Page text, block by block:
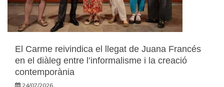
El Carme reivindica el llegat de Juana Francés
en el diàleg entre l’informalisme i la creació
contemporània
24/07/2026